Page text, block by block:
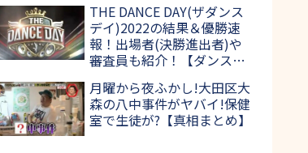
THE DANCE DAY(ザダンス
デイ)2022の結果＆優勝速
報！出場者(決勝進出者)や
審査員も紹介！【ダンス日
月曜から夜ふかし!大田区大
森の八中事件がヤバイ!保健
室で生徒が?【真相まとめ】